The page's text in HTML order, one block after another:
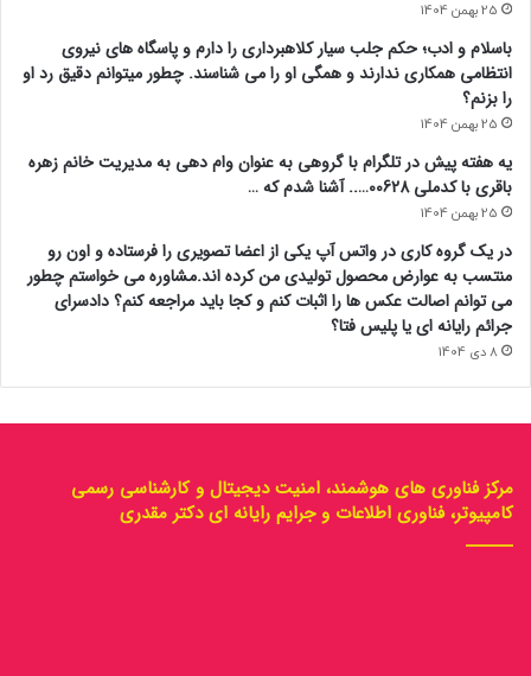
25 بهمن 1404
باسلام و ادب؛ حکم جلب سیار کلاهبرداری را دارم و پاسگاه های نیروی
انتظامی همکاری ندارند و همگی او را می شناسند. چطور میتوانم دقیق رد او
را بزنم؟
25 بهمن 1404
یه هفته پیش در تلگرام با گروهی به عنوان وام دهی به مدیریت خانم زهره
باقری با کدملی 00628….. آشنا شدم که …
25 بهمن 1404
در یک گروه کاری در واتس آپ یکی از اعضا تصویری را فرستاده و اون رو
منتسب به عوارض محصول تولیدی من کرده اند.مشاوره می خواستم چطور
می توانم اصالت عکس ها را اثبات کنم و کجا باید مراجعه کنم؟ دادسرای
جرائم رایانه ای یا پلیس فتا؟
8 دی 1404
مرکز فناوری های هوشمند، امنیت دیجیتال و کارشناسی رسمی
کامپیوتر، فناوری اطلاعات و جرایم رایانه ای دکتر مقدری